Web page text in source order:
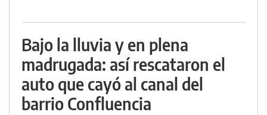
Bajo la lluvia y en plena
madrugada: así rescataron el
auto que cayó al canal del
barrio Confluencia